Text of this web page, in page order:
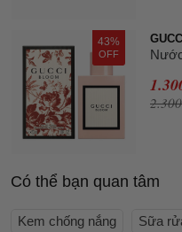
43%
OFF
GUCCI
Có thể bạn quan tâm
Kem chống nắng Sữa